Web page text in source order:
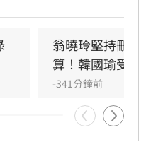
支持體系，確保政府
育與教育等面向，全
翁曉玲堅持刪
算！韓國瑜受不
-341分鐘前